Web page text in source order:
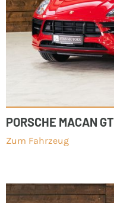
PORSCHE MACAN
Zum Fahrzeug